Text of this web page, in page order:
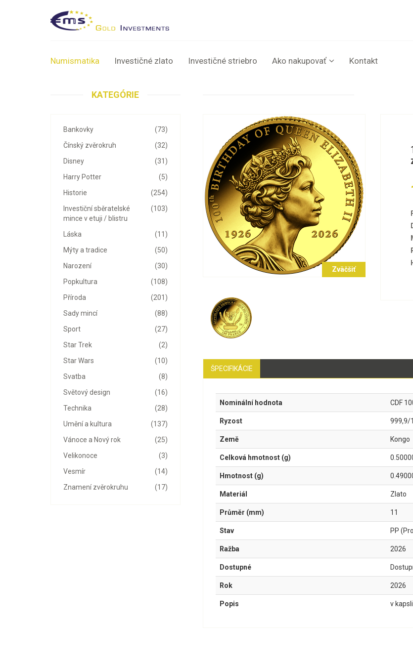
Numismatika Investičné zlato Investičné striebro Ako nakupovať Kontakt
KATEGÓRIE
(73)
Bankovky
(32)
Čínský zvěrokruh
(31)
Disney
(5)
Harry Potter
(254)
Historie
(103)
Investiční sběratelské
mince v etuji / blistru
(11)
Láska
(50)
Mýty a tradice
(30)
Narození
(108)
Popkultura
(201)
Příroda
(88)
Sady mincí
(27)
Sport
(2)
Star Trek
(10)
Star Wars
(8)
Svatba
(16)
Světový design
(28)
Technika
(137)
Umění a kultura
(25)
Vánoce a Nový rok
(3)
Velikonoce
(14)
Vesmír
(17)
Znamení zvěrokruhu
Zväčšiť
ŠPECIFIKÁCIE
Nominální hodnota CDF
Ryzost 999,9/
Země Kongo
Celková hmotnost (g)
Hmotnost (g)
Materiál Zlato
Průměr (mm) 11
Stav PP
Ražba 2026
Dostupné
Rok 2026
Popis v kapsli